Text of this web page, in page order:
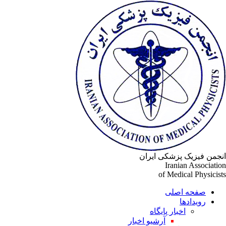
فیزیک پزشکی ایران
Iranian
of Medical
صفحه اصلی
رویدادها
اخبار پایگاه
آرشیو اخبار